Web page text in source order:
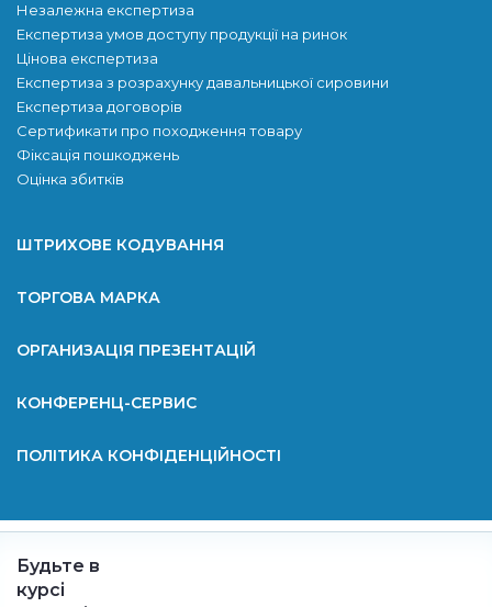
Незалежна експертиза
Експертиза умов доступу продукції на ринок
Цінова експертиза
Експертиза з розрахунку давальницької сировини
Експертиза договорів
Сертификати про походження товару
Фіксація пошкоджень
Оцінка збитків
ШТРИХОВЕ КОДУВАННЯ
ТОРГОВА МАРКА
ОРГАНИЗАЦІЯ ПРЕЗЕНТАЦІЙ
КОНФЕРЕНЦ-СЕРВИС
ПОЛІТИКА КОНФІДЕНЦІЙНОСТІ
Будьте в
курсі